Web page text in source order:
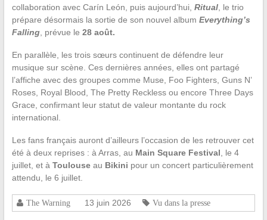
collaboration avec Carín León, puis aujourd’hui, Ritual, le trio
prépare désormais la sortie de son nouvel album Everything’s
Falling, prévue le 28 août.
En parallèle, les trois sœurs continuent de défendre leur
musique sur scène. Ces dernières années, elles ont partagé
l’affiche avec des groupes comme Muse, Foo Fighters, Guns N’
Roses, Royal Blood, The Pretty Reckless ou encore Three Days
Grace, confirmant leur statut de valeur montante du rock
international.
Les fans français auront d’ailleurs l’occasion de les retrouver cet
été à deux reprises : à Arras, au Main Square Festival , le 4
juillet, et à Toulouseau Bikini pour un concert particulièrement
attendu, le 6 juillet.
The Warning 13 juin 2026 Vu dans la presse